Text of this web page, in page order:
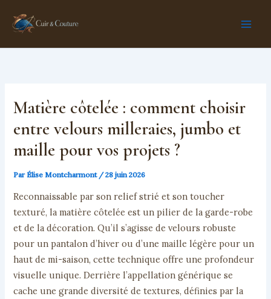
Matière côtelée : comment choisir
entre velours milleraies, jumbo et
maille pour vos projets ?
ParÉlise Montcharmont /28 juin 2026
Reconnaissable par son relief strié et son toucher
texturé, la matière côtelée est un pilier de la garde-robe
et de la décoration. Qu’il s’agisse de velours robuste
pour un pantalon d’hiver ou d’une maille légère pour un
haut de mi-saison, cette technique offre une profondeur
visuelle unique. Derrière l’appellation générique se
cache une grande diversité de textures, définies par la